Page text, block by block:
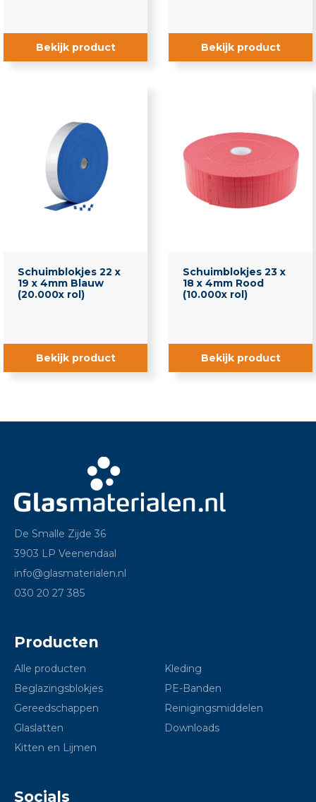
Neopreenblokjes
Schuimblokjes
Gereedschappen
Glaslatten
Kitten en Lijmen
Reinigingsmiddelen
Voorzetramen
Bekijk product Bekijk product
Schuimblokjes 22 x
19 x 4mm Blauw
(20.000x rol)
Bekijk product
Schuimblokjes 23 x
18 x 4mm Rood
(10.000x rol)
Bekijk product
De Smalle Zijde 36
3903 LP Veenendaal
info@glasmaterialen.nl
030 20 27 385
Producten
Alle producten
Beglazingsblokjes
Gereedschappen
Glaslatten
Kitten en Lijmen
Kleding
PE-Banden
Reinigingsmiddelen
Downloads
Socials